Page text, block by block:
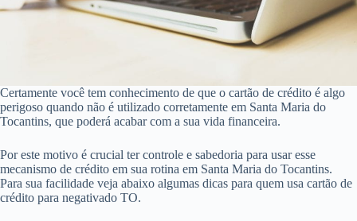
Certamente você tem conhecimento de que o cartão de crédito é algo
perigoso quando não é utilizado corretamente em Santa Maria do
Tocantins, que poderá acabar com a sua vida financeira.
Por este motivo é crucial ter controle e sabedoria para usar esse
mecanismo de crédito em sua rotina em Santa Maria do Tocantins.
Para sua facilidade veja abaixo algumas dicas para quem usa cartão de
crédito para negativado TO.